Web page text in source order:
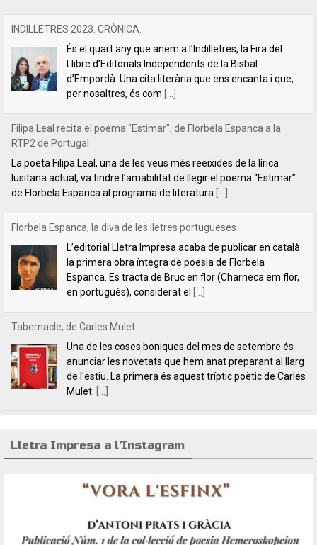
Filipa Leal recita el poema "Estimar", de Florbela Espanca a la
RTP2 de Portugal
La poeta Filipa Leal, una de les veus més reeixides de la lírica
lusitana actual, va tindre l’amabilitat de llegir el poema “Estimar”
de Florbela Espanca al programa de literatura[...]
Florbela Espanca, la diva de les lletres portugueses
L’editorial Lletra Impresa acaba de publicar en català
la primera obra íntegra de poesia de Florbela
Espanca. Es tracta de Bruc en flor (Charneca em flor,
en portuguès), considerat el[...]
Tabernacle, de Carles Mulet
Una de les coses boniques del mes de setembre és
anunciar les novetats que hem anat preparant al llarg
de l'estiu. La primera és aquest tríptic poètic de Carles
Mulet:[...]
Lletra Impresa aposta per la poesia en clau feminista amb motiu
del 8 de Març
L’editorial Lletra Impresa Edicions acaba de publicar
dos títols de poesia que aposten, clarament i sense
fissures, per autores feministes. D’una banda, han
tret a la llum editorial el poemari
Lletra Impresa a l’Instagram